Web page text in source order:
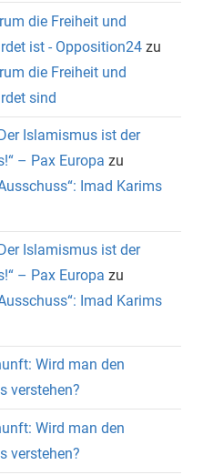
die Freiheit und
ist - Opposition24 zu
die Freiheit und
sind
Islamismus ist der
– Pax Europa zu
Imad Karims
Islamismus ist der
– Pax Europa zu
Imad Karims
Wird man den
verstehen?
Wird man den
verstehen?